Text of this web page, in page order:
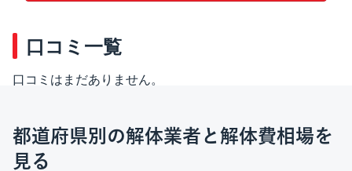
口コミ一覧
口コミはまだありません。
都道府県別の解体業者と解体費相場を
見る